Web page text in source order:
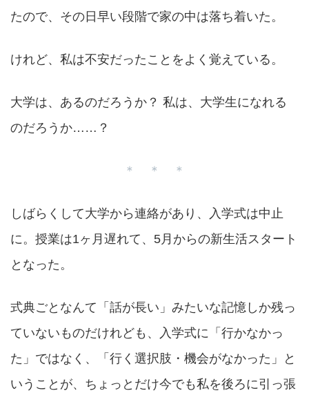
たので、その日早い段階で家の中は落ち着いた。
けれど、私は不安だったことをよく覚えている。
大学は、あるのだろうか？ 私は、大学生になれる
のだろうか……？
＊ ＊ ＊
しばらくして大学から連絡があり、入学式は中止
に。授業は1ヶ月遅れて、5月からの新生活スタート
となった。
式典ごとなんて「話が長い」みたいな記憶しか残っ
ていないものだけれども、入学式に「行かなかっ
た」ではなく、「行く選択肢・機会がなかった」と
いうことが、ちょっとだけ今でも私を後ろに引っ張